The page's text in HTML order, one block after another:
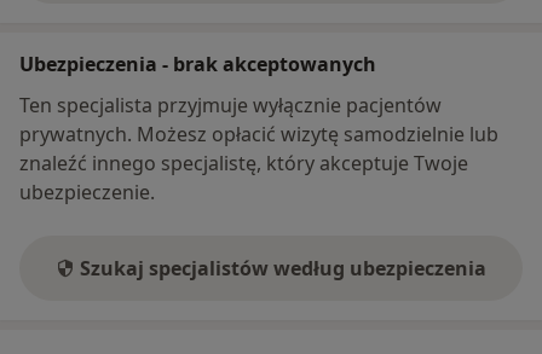
Ubezpieczenia - brak akceptowanych
Ten specjalista przyjmuje wyłącznie pacjentów
prywatnych. Możesz opłacić wizytę samodzielnie lub
znaleźć innego specjalistę, który akceptuje Twoje
ubezpieczenie.
Szukaj specjalistów według ubezpieczenia